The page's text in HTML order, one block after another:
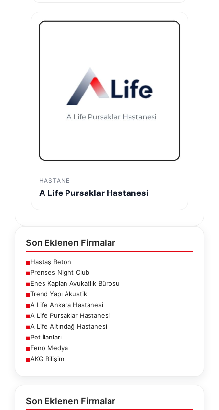
HASTANE
A Life Pursaklar Hastanesi
Son Eklenen Firmalar
■Hastaş Beton
■Prenses Night Club
■Enes Kaplan Avukatlık Bürosu
■Trend Yapı Akustik
■A Life Ankara Hastanesi
■A Life Pursaklar Hastanesi
■A Life Altındağ Hastanesi
■Pet İlanları
■Feno Medya
■AKG Bilişim
Son Eklenen Firmalar